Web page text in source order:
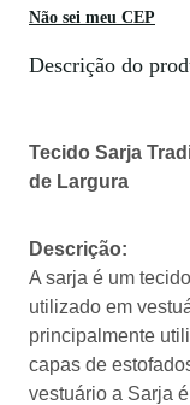
frete
Não sei meu CEP
Descrição do
Tecido Sarja
de Largura
Descrição:
A sarja é um
utilizado em
principalmente
capas de
vestuário a Sarja